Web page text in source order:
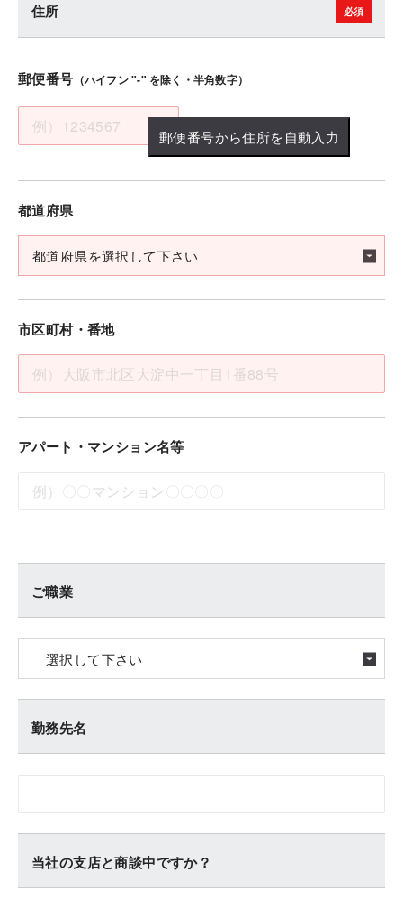
住所
郵便番号 （ハイフン "-" を除く・半角数字）
郵便番号から住所を自動入力
都道府県
市区町村・番地
アパート・マンション名等
ご職業
勤務先名
当社の支店と商談中ですか？